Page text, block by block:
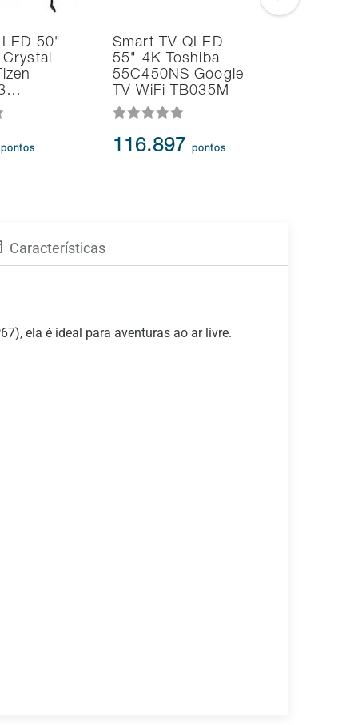
50"
pontos
Smart TV QLED
55" 4K Toshiba
55C450NS Google
TV WiFi TB035M
116.897pontos
Características
ela é ideal para aventuras ao ar livre.